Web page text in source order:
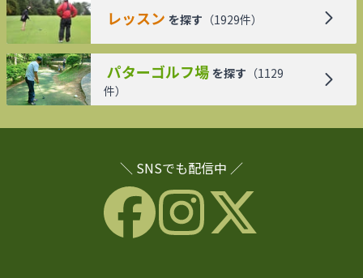
レッスン を探す （1929件）
パターゴルフ場 を探す （1129
件）
＼ SNSでも配信中 ／